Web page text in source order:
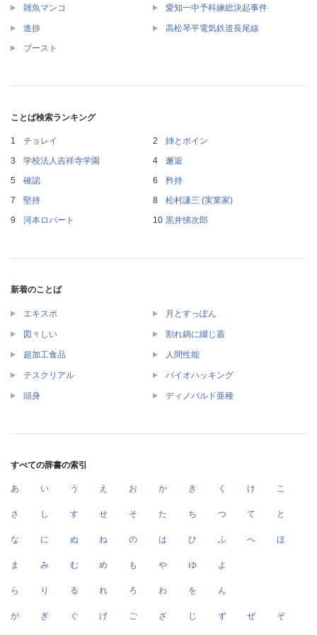
雑魚マンコ 愛知一中予科練総決起事件
進捗 高松琴平電気鉄道長尾線
ブースト
ことば検索ランキング
チョレイ
姉とボイン
学校法人吉祥寺学園
邂逅
確認
矜持
堅持
松村謙三 (実業家)
河本ロバート
黒井悌次郎
新着のことば
エキスポ 月とすっぽん
図々しい 割れ鍋に綴じ蓋
超加工食品 人間性能
テスクリアル バイオハッキング
頭身 ディノバルド亜種
すべての辞書の索引
あ い う え お か き く け こ
さ し す せ そ た ち つ て と
な に ぬ ね の は ひ ふ へ ほ
ま み む め も や ゆ よ
ら り る れ ろ わ を ん
が ぎ ぐ げ ご ざ じ ず ぜ ぞ